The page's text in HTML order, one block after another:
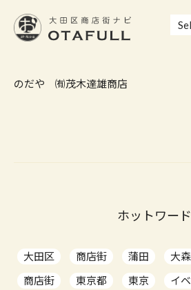
のだや ㈲茂木達雄商店
ホットワード
大田区 商店街 蒲田 大森
商店街
東京都 東京
イ